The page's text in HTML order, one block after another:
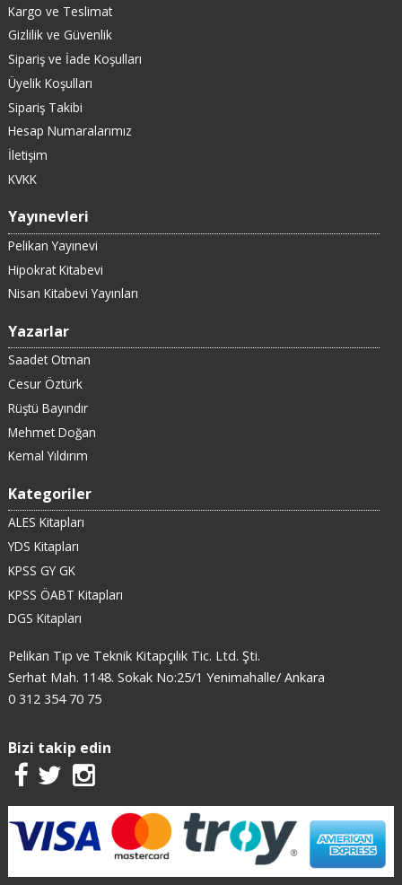
Kargo ve Teslimat
Gizlilik ve Güvenlik
Sipariş ve İade Koşulları
Üyelik Koşulları
Sipariş Takibi
Hesap Numaralarımız
İletişim
KVKK
Yayınevleri
Pelikan Yayınevi
Hipokrat Kitabevi
Nisan Kitabevi Yayınları
Yazarlar
Saadet Otman
Cesur Öztürk
Rüştü Bayındır
Mehmet Doğan
Kemal Yıldırım
Kategoriler
ALES Kitapları
YDS Kitapları
KPSS GY GK
KPSS ÖABT Kitapları
DGS Kitapları
Pelikan Tıp ve Teknik Kitapçılık Tic. Ltd. Şti.
Serhat Mah. 1148. Sokak No:25/1 Yenimahalle/ Ankara
0 312 354 70 75
Bizi takip edin